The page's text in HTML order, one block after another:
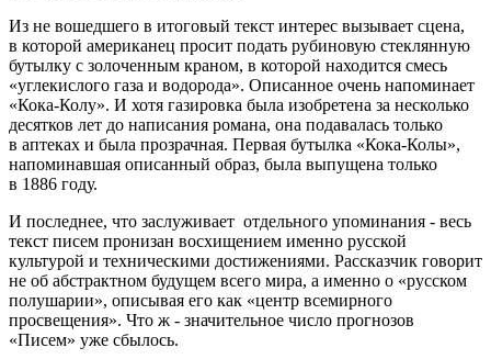
Из не вошедшего в итоговый текст интерес вызывает сцена,
в которой американец просит подать рубиновую стеклянную
бутылку с золоченным краном, в которой находится смесь
«углекислого газа и водорода». Описанное очень напоминает
«Кока-Колу». И хотя газировка была изобретена за несколько
десятков лет до написания романа, она подавалась только
в аптеках и была прозрачная. Первая бутылка «Кока-Колы»,
напоминавшая описанный образ, была выпущена только
в 1886 году.
И последнее, что заслуживает отдельного упоминания - весь
текст писем пронизан восхищением именно русской
культурой и техническими достижениями. Рассказчик говорит
не об абстрактном будущем всего мира, а именно о «русском
полушарии», описывая его как «центр всемирного
просвещения». Что ж - значительное число прогнозов
«Писем» уже сбылось.